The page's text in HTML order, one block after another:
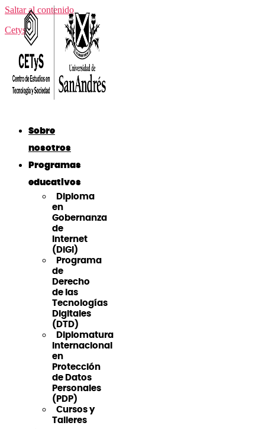
Saltar al contenido
Cetys
Sobre
nosotros
Programas
educativos
Diploma
en
Gobernanza
de
Internet
(DiGI)
Programa
de
Derecho
de las
Tecnologías
Digitales
(DTD)
Diplomatura
Internacional
en
Protección
de Datos
Personales
(PDP)
Cursos y
Talleres